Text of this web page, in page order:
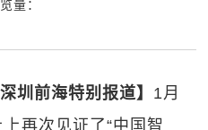
：
圳前海特别报道】 1月
再次见证了“中国智